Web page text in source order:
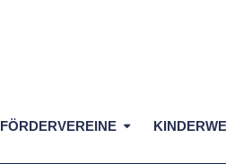
FÖRDERVEREINE